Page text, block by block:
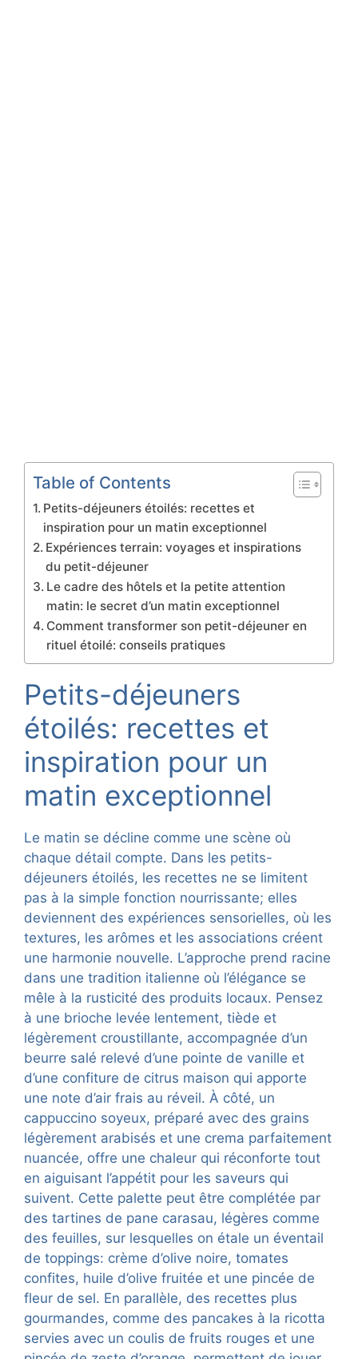
Table of Contents
Petits-déjeuners étoilés: recettes et
inspiration pour un matin exceptionnel
Expériences terrain: voyages et inspirations
du petit-déjeuner
Le cadre des hôtels et la petite attention
matin: le secret d’un matin exceptionnel
Comment transformer son petit-déjeuner en
rituel étoilé: conseils pratiques
Petits-déjeuners
étoilés: recettes et
inspiration pour un
matin exceptionnel
Le matin se décline comme une scène où
chaque détail compte. Dans les petits-
déjeuners étoilés, les recettes ne se limitent
pas à la simple fonction nourrissante; elles
deviennent des expériences sensorielles, où les
textures, les arômes et les associations créent
une harmonie nouvelle. L’approche prend racine
dans une tradition italienne où l’élégance se
mêle à la rusticité des produits locaux. Pensez
à une brioche levée lentement, tiède et
légèrement croustillante, accompagnée d’un
beurre salé relevé d’une pointe de vanille et
d’une confiture de citrus maison qui apporte
une note d’air frais au réveil. À côté, un
cappuccino soyeux, préparé avec des grains
légèrement arabisés et une crema parfaitement
nuancée, offre une chaleur qui réconforte tout
en aiguisant l’appétit pour les saveurs qui
suivent. Cette palette peut être complétée par
des tartines de pane carasau, légères comme
des feuilles, sur lesquelles on étale un éventail
de toppings: crème d’olive noire, tomates
confites, huile d’olive fruitée et une pincée de
fleur de sel. En parallèle, des recettes plus
gourmandes, comme des pancakes à la ricotta
servies avec un coulis de fruits rouges et une